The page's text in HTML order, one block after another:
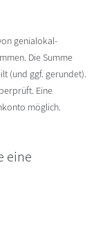
genialokal-
Die Summe
(und ggf. gerundet).
Eine
möglich.
eine